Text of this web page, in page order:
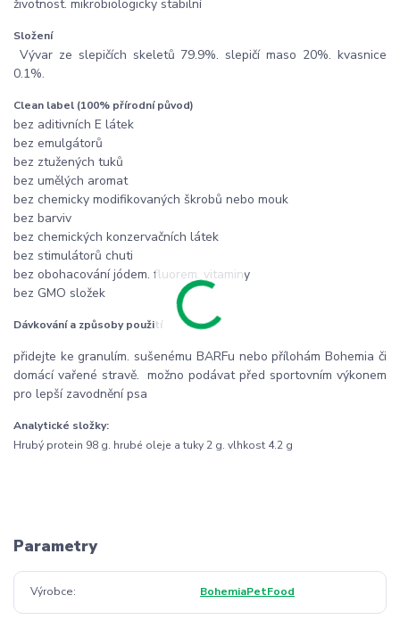
životnost. mikrobiologicky stabilní
Složení
Vývar ze slepičích skeletů 79.9%. slepičí maso 20%. kvasnice
0.1%.
Clean label (100% přírodní původ)
bez aditivních E látek
bez emulgátorů
bez ztužených tuků
bez umělých aromat
bez chemicky modifikovaných škrobů nebo mouk
bez barviv
bez chemických konzervačních látek
bez stimulátorů chuti
bez obohacování jódem. fluorem. vitaminy
bez GMO složek
Dávkování a způsoby použití
přidejte ke granulím. sušenému BARFu nebo přílohám Bohemia či
domácí vařené stravě. možno podávat před sportovním výkonem
pro lepší zavodnění psa
Analytické složky:
Hrubý protein 98 g. hrubé oleje a tuky 2 g. vlhkost 4.2 g
Parametry
Výrobce BohemiaPetFood